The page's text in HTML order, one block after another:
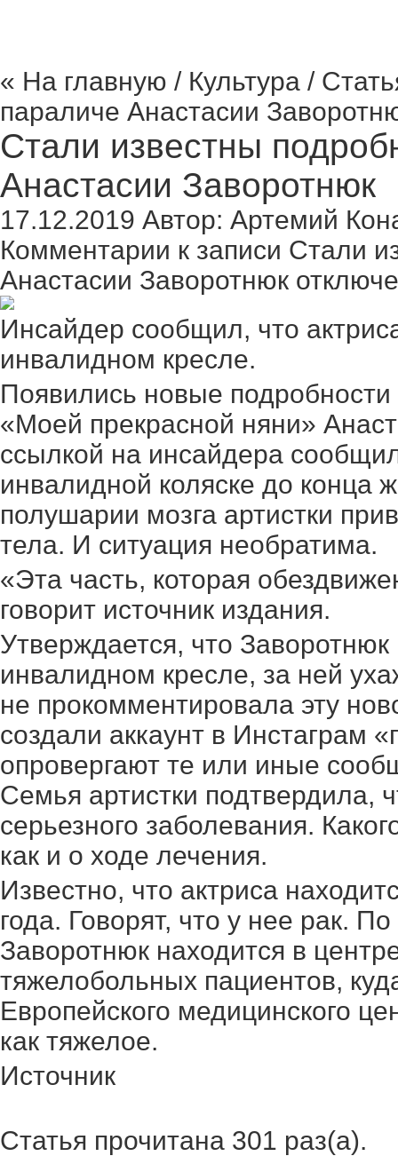
« На главную / Культура /
параличе Анастасии
Стали известны
Анастасии Заворотнюк
17.12.2019 Автор: Артемий
Комментарии к записи Стали
Анастасии Заворотнюк
Инсайдер сообщил, что
инвалидном кресле.
Появились новые
«Моей прекрасной няни»
ссылкой на инсайдера
инвалидной коляске до конца
полушарии мозга артистки
тела. И ситуация необратима.
«Эта часть, которая
говорит источник издания.
Утверждается, что Заворотнюк
инвалидном кресле, за ней
не прокомментировала эту
создали аккаунт в Инстаграм
опровергают те или иные
Семья артистки подтвердила,
серьезного заболевания.
как и о ходе лечения.
Известно, что актриса
года. Говорят, что у нее рак.
Заворотнюк находится в
тяжелобольных пациентов,
Европейского медицинского
как тяжелое.
Источник
Статья прочитана 301 раз(a).